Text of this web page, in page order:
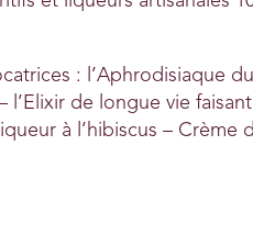
: l’Aphrodisiaque
de longue vie
à l’hibiscus – Crème